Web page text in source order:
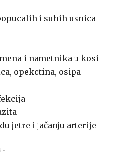
i suhih usnica
i nametnika u kosi
opekotina, osipa
jetre i jačanju arterije
-